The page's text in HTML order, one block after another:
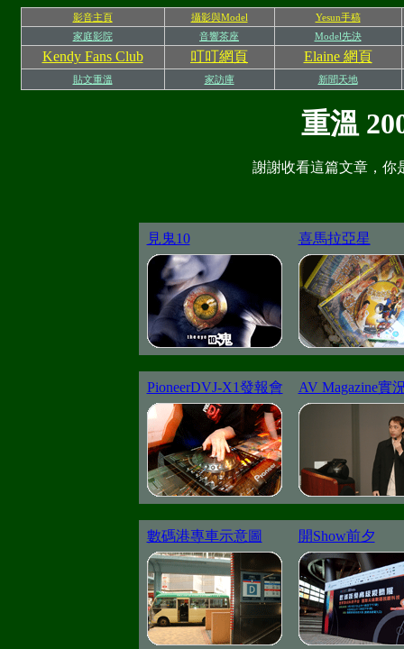
影音主頁 攝影與Model
Yesun手稿
家庭影院
音響茶座 Model先決
Kendy Fans Club 叮叮網頁 Elaine 網頁
貼文重溫 家訪庫 新聞天地
重溫
謝謝收看這篇文章，你
見鬼10 喜馬拉亞星
PioneerDVJ-X1發報會 AV Magazine實
數碼港專車示意圖 開Show前夕